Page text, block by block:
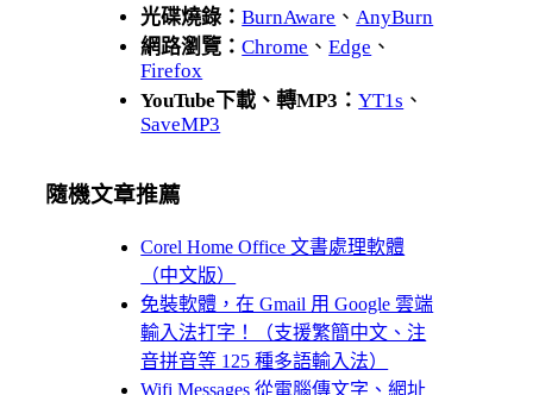
光碟燒錄：BurnAware 、 AnyBurn
網路瀏覽：Chrome 、Edge 、
Firefox
YouTube下載、轉MP3：YT1s 、
SaveMP3
隨機文章推薦
Corel Home Office 文書處理軟體
（中文版）
免裝軟體，在 Gmail 用 Google 雲端
輸入法打字！（支援繁簡中文、注
音拼音等 125 種多語輸入法）
Wifi Messages 從電腦傳文字、網址